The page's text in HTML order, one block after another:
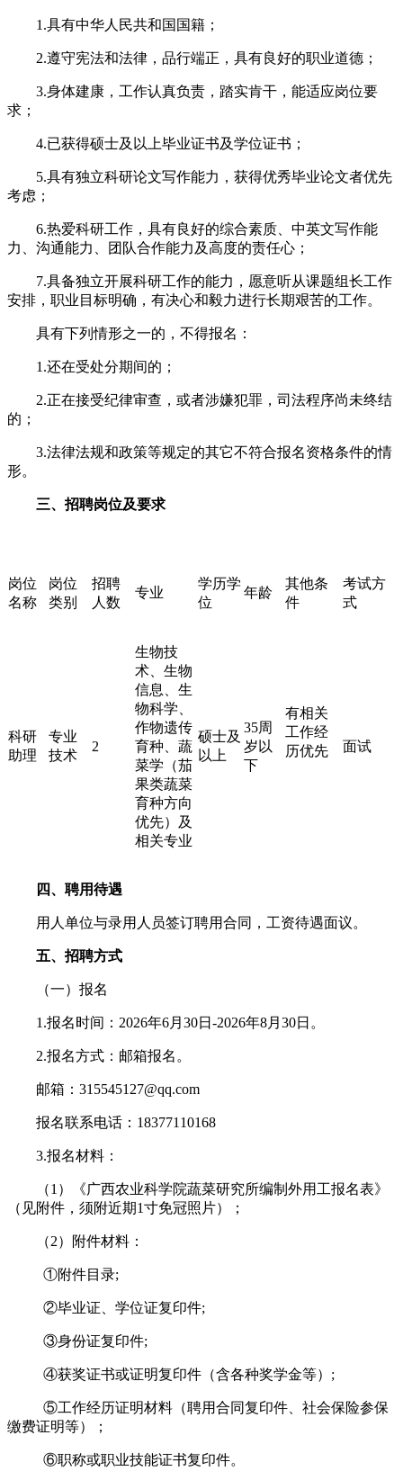
1.具有中华人民共和国国籍；
2.遵守宪法和法律，品行端正，具有良好的职业道德；
3.身体建康，工作认真负责，踏实肯干，能适应岗位要
求；
4.已获得硕士及以上毕业证书及学位证书；
5.具有独立科研论文写作能力，获得优秀毕业论文者优先
考虑；
6.热爱科研工作，具有良好的综合素质、中英文写作能
力、沟通能力、团队合作能力及高度的责任心；
7.具备独立开展科研工作的能力，愿意听从课题组长工作
安排，职业目标明确，有决心和毅力进行长期艰苦的工作。
具有下列情形之一的，不得报名：
1.还在受处分期间的；
2.正在接受纪律审查，或者涉嫌犯罪，司法程序尚未终结
的；
3.法律法规和政策等规定的其它不符合报名资格条件的情
形。
三、招聘岗位及要求
岗位
名称
岗位
类别
招聘
人数
专业
学历学
位
年龄
其他条
件
考试方
式
科研
助理
专业
技术
2
生物技
术、生物
信息、生
物科学、
作物遗传
育种、蔬
菜学（茄
果类蔬菜
育种方向
优先）及
相关专业
硕士及
以上
35周
岁以
下
有相关
工作经
历优先
面试
四、聘用待遇
用人单位与录用人员签订聘用合同，工资待遇面议。
五、招聘方式
（一）报名
1.报名时间：2026年6月30日-2026年8月30日。
2.报名方式：邮箱报名。
邮箱：315545127@qq.com
报名联系电话：18377110168
3.报名材料：
（1）《广西农业科学院蔬菜研究所编制外用工报名表》
（见附件，须附近期1寸免冠照片）；
（2）附件材料：
①附件目录;
②毕业证、学位证复印件;
③身份证复印件;
④获奖证书或证明复印件（含各种奖学金等）;
⑤工作经历证明材料（聘用合同复印件、社会保险参保
缴费证明等）；
⑥职称或职业技能证书复印件。